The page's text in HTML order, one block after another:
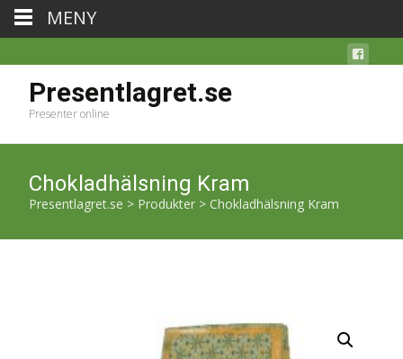
Presentlagret.se
Presenter online
Chokladhälsning Kram
Presentlagret.se > Produkter > Chokladhälsning Kram
MENY